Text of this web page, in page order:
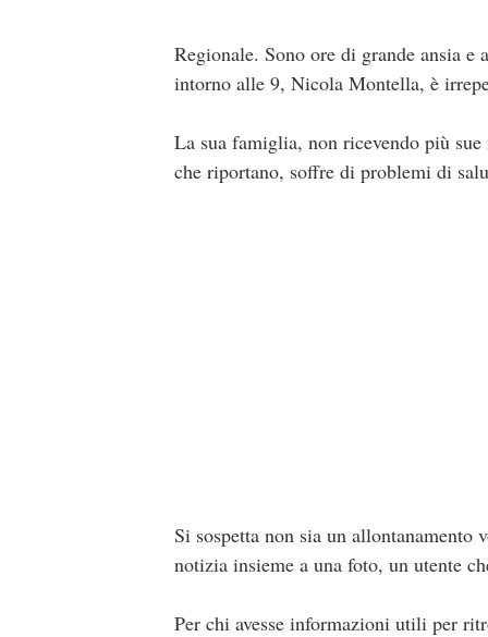
Regionale. Sono ore di grande ansia
intorno alle 9, Nicola Montella, è
La sua famiglia, non ricevendo più
che riportano, soffre di problemi di
Si sospetta non sia un
notizia insieme a una foto, un utente
Per chi avesse informazioni utili per